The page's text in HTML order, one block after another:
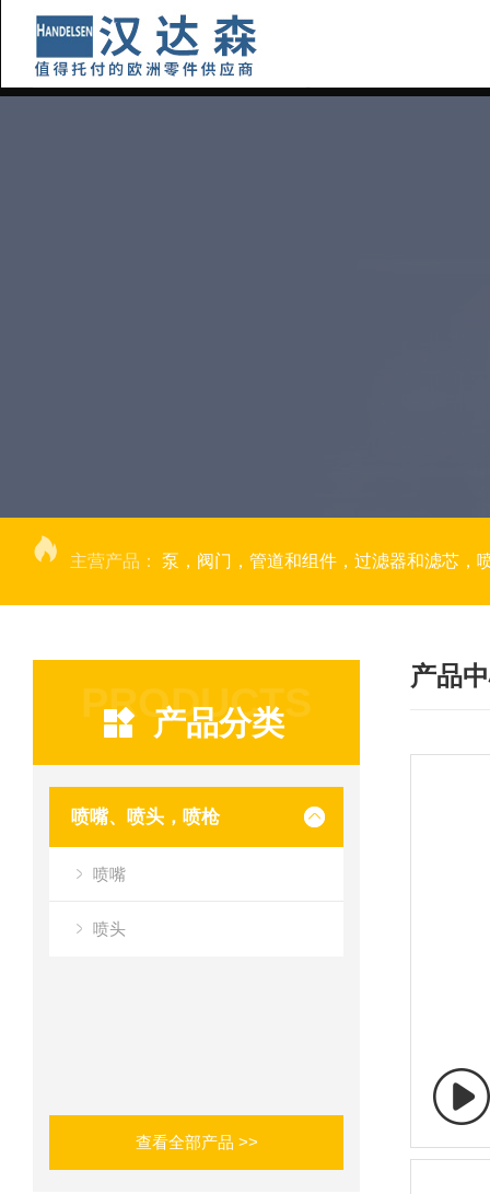
主营产品： 泵，阀门，管道和组件，过滤器和滤芯，
PRODUCTS
产品分类
喷嘴、喷头，喷枪
喷嘴
喷头
查看全部产品 >>
产品